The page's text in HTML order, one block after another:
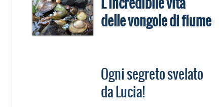
L'incredibile vita
delle vongole di fiume
Ogni segreto svelato
da Lucia!